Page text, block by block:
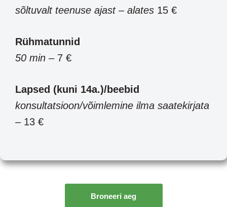
sõltuvalt teenuse ajast– alates 15 €
Rühmatunnid
50 min – 7 €
Lapsed (kuni 14a.)/beebid
konsultatsioon/võimlemine ilma saatekirjata
– 13 €
Broneeri aeg